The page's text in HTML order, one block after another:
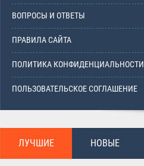
ВОПРОСЫ И ОТВЕТЫ
ПРАВИЛА САЙТА
ПОЛИТИКА КОНФИДЕНЦИАЛЬНОСТИ
ПОЛЬЗОВАТЕЛЬСКОЕ СОГЛАШЕНИЕ
ЛУЧШИЕ НОВЫЕ